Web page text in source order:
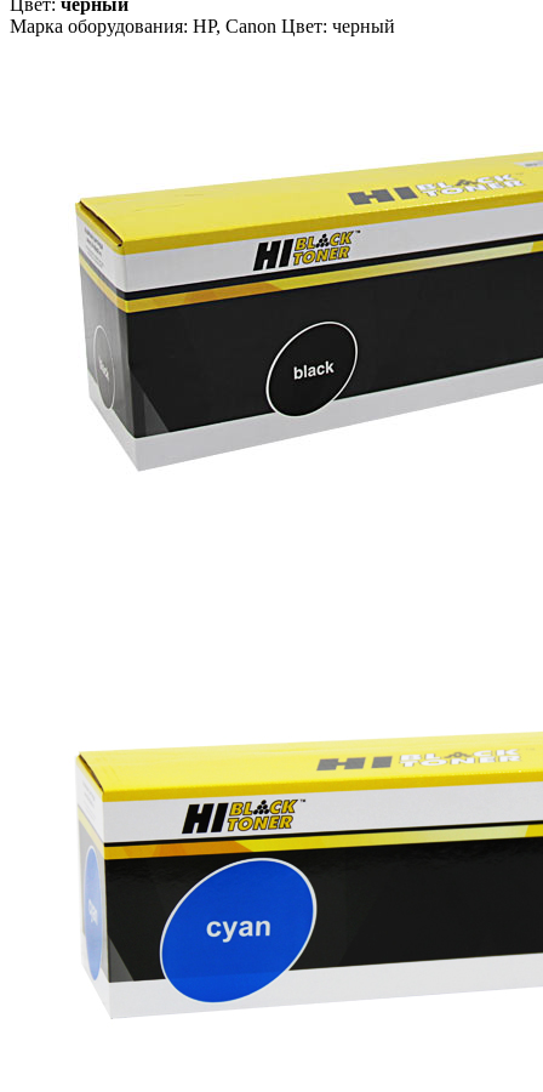
Цвет: черный
Марка оборудования: HP, Canon Цвет: черный